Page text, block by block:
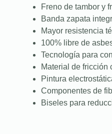
Freno de tambor y
Banda zapata
Mayor resistencia
100% libre de
Tecnología para
Material de fricción
Pintura
Componentes de
Biseles para